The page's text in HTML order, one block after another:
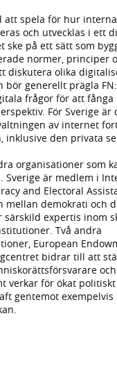
att spela för hur
och utvecklas i ett
ske på ett sätt som
normer, principer
diskutera olika
bör generellt prägla
frågor för att fånga
För Sverige
av internet
inklusive den privata
organisationer som
Sverige är medlem i
and Electoral
mellan demokrati och
expertis inom
Två andra
European
bidrar till att
verkar för ökat
gentemot